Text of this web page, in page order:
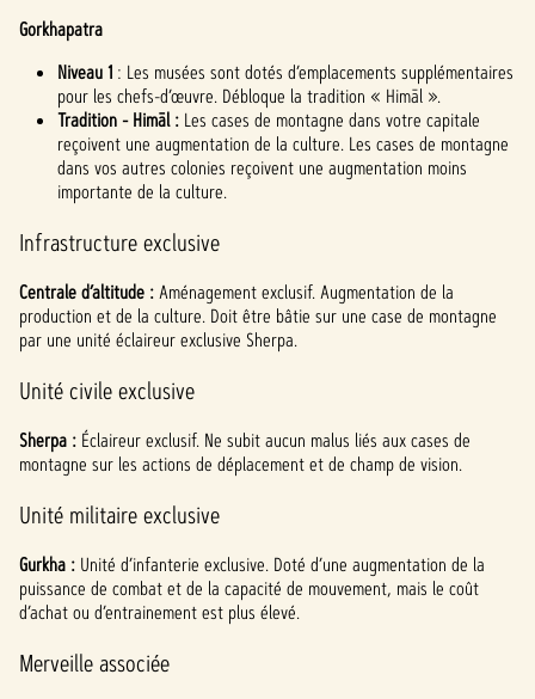
Gorkhapatra
Niveau 1 : Les musées sont dotés d’emplacements supplémentaires
pour les chefs-d’œuvre. Débloque la tradition « Himāl ».
Tradition - Himāl : Les cases de montagne dans votre capitale
reçoivent une augmentation de la culture. Les cases de montagne
dans vos autres colonies reçoivent une augmentation moins
importante de la culture.
Infrastructure exclusive
Centrale d’altitude :Aménagement exclusif. Augmentation de la
production et de la culture. Doit être bâtie sur une case de montagne
par une unité éclaireur exclusive Sherpa.
Unité civile exclusive
Sherpa : Éclaireur exclusif. Ne subit aucun malus liés aux cases de
montagne sur les actions de déplacement et de champ de vision.
Unité militaire exclusive
Gurkha : Unité d’infanterie exclusive. Doté d’une augmentation de la
puissance de combat et de la capacité de mouvement, mais le coût
d’achat ou d’entrainement est plus élevé.
Merveille associée